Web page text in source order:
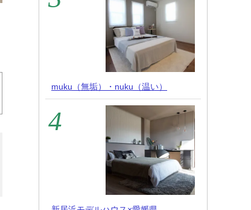
muku（無垢）・nuku（温い）